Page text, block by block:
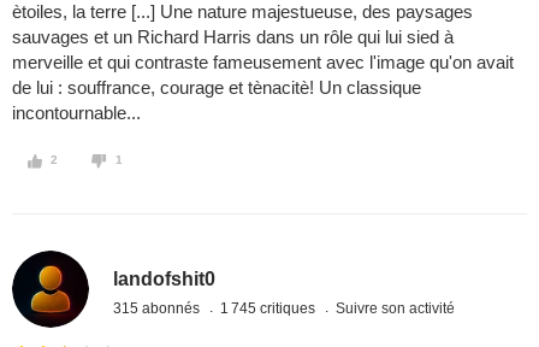
ètoiles, la terre [...] Une nature majestueuse, des paysages
sauvages et un Richard Harris dans un rôle qui lui sied à
merveille et qui contraste fameusement avec l'image qu'on avait
de lui : souffrance, courage et tènacitè! Un classique
incontournable...
2 1
landofshit0
315 abonnés 1 745 critiques Suivre son activité